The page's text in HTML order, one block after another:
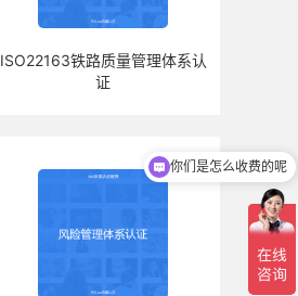
ISO22163铁路质量管理体系认
证
你们是怎么收费的呢